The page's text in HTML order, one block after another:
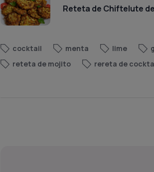
Reteta de Chiftelute
cocktail menta lime
reteta de mojito
rereta de